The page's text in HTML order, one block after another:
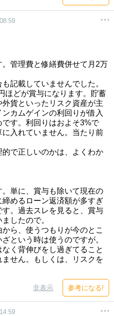
管理費と修繕費併せて月2万
記載していませんでした。
ほどが賞与になります。貯蓄
貨といったリスク資産が主
カムゲインの利回りが借入
す。利回りはおよそ3%で
入れていません。当たり前
で正しいのかは、よくわか
単に、賞与も除いて現在の
めるローン返済額が多すぎ
。過去スレを見ると、賞与
したので。
ら、使うつもりが今のとこ
という時は使うのですが。
く背伸びをし過ぎてること
せん。もしくは、リスクを
非表示 参考になる!